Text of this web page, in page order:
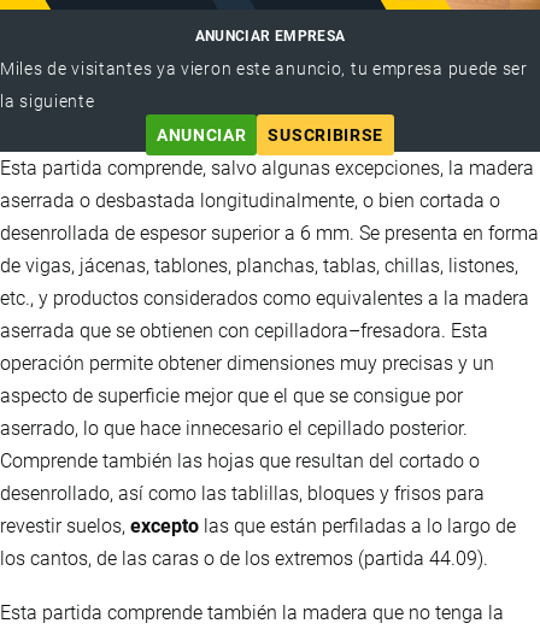
ANUNCIAR EMPRESA
Miles de visitantes ya vieron este anuncio, tu empresa puede ser
la siguiente
ANUNCIAR
SUSCRIBIRSE
Esta partida comprende, salvo algunas excepciones, la madera
aserrada o desbastada longitudinalmente, o bien cortada o
desenrollada de espesor superior a 6 mm. Se presenta en forma
de vigas, jácenas, tablones, planchas, tablas, chillas, listones,
etc., y productos considerados como equivalentes a la madera
aserrada que se obtienen con cepilladora–fresadora. Esta
operación permite obtener dimensiones muy precisas y un
aspecto de superficie mejor que el que se consigue por
aserrado, lo que hace innecesario el cepillado posterior.
Comprende también las hojas que resultan del cortado o
desenrollado, así como las tablillas, bloques y frisos para
revestir suelos, excepto las que están perfiladas a lo largo de
los cantos, de las caras o de los extremos (partida 44.09).
Esta partida comprende también la madera que no tenga la